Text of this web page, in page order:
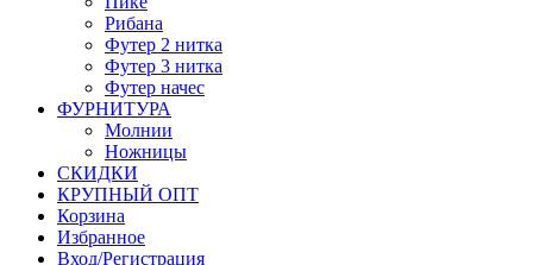
Рибана
Футер 2 нитка
Футер 3 нитка
Футер начес
ФУРНИТУРА
Молнии
Ножницы
СКИДКИ
КРУПНЫЙ ОПТ
Корзина
Избранное
Вход/Регистрация